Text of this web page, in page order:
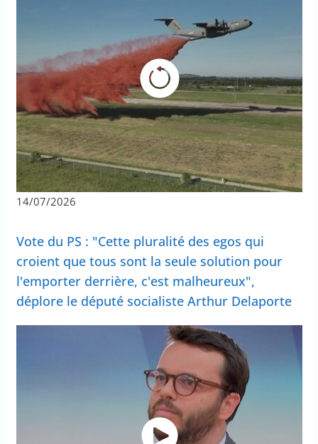
14/07/2026
Vote du PS : "Cette pluralité des egos qui
croient que tous sont la seule solution pour
l'emporter derrière, c'est malheureux",
déplore le député socialiste Arthur Delaporte